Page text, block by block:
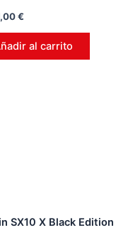
€
al carrito
SX10 X Black Edition